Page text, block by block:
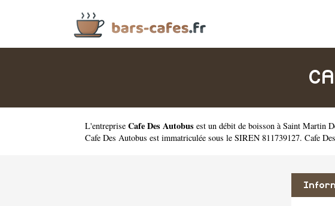
L'entreprise Cafe Des Autobus est un débit de boisson à Saint Martin
Cafe Des Autobus est immatriculée sous le SIREN 811739127. Cafe